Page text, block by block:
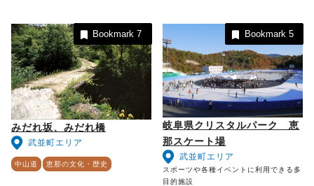
みだれ坂、みだれ橋
武並町エリア
中山道 恵那の文化・歴史
Bookmark7
岐阜県クリスタルパーク 恵
那スケート場
武並町エリア
スポーツや各種イベントに利用できる多
目的施設
Bookmark 5